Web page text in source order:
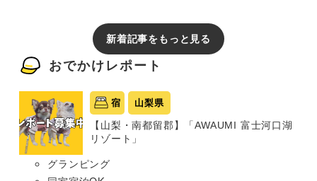
新着記事をもっと見る
おでかけレポート
宿 山梨県
【山梨・南都留郡】「AWAUMI 富士河口湖
リゾート」
グランピング